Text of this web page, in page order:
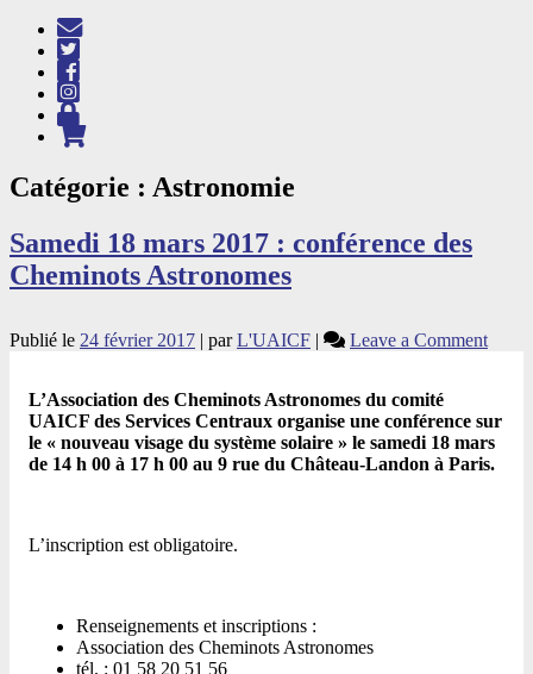
Catégorie : Astronomie
Samedi 18 mars 2017 : conférence des
Cheminots Astronomes
Publié le 24 février 2017 | parL'UAICF | Leave a Commenton
2017
:
L’Association des Cheminots Astronomes du comité
UAICF des Services Centraux organise une conférence sur
le « nouveau visage du système solaire » le samedi 18 mars
de 14 h 00 à 17 h 00 au 9 rue du Château-Landon à Paris.
L’inscription est obligatoire.
Renseignements et inscriptions :
Association des Cheminots Astronomes
tél. : 01 58 20 51 56